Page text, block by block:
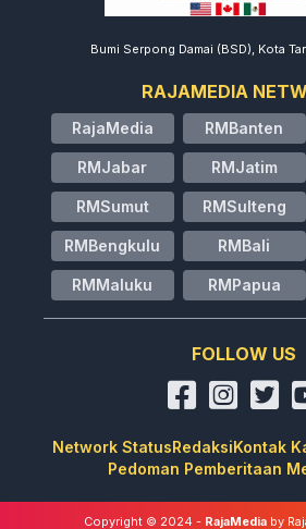
Bumi Serpong Damai (BSD), Kota
RAJAMEDIA
RajaMedia RMBanten
RMJabar RMJatim
RMSumut RMSulteng
RMBengkulu RMBali
RMMaluku RMPapua
FOLLOW US
Network StatusRedaksiKontak
Pedoman Pemberitaan
Copyright © 2024 - RajaMedia by